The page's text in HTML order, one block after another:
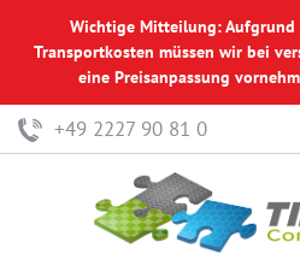
Wichtige Mitteilung:
Transportkosten müssen wir bei
eine Preisanpassung
+49 2227 90 81 0